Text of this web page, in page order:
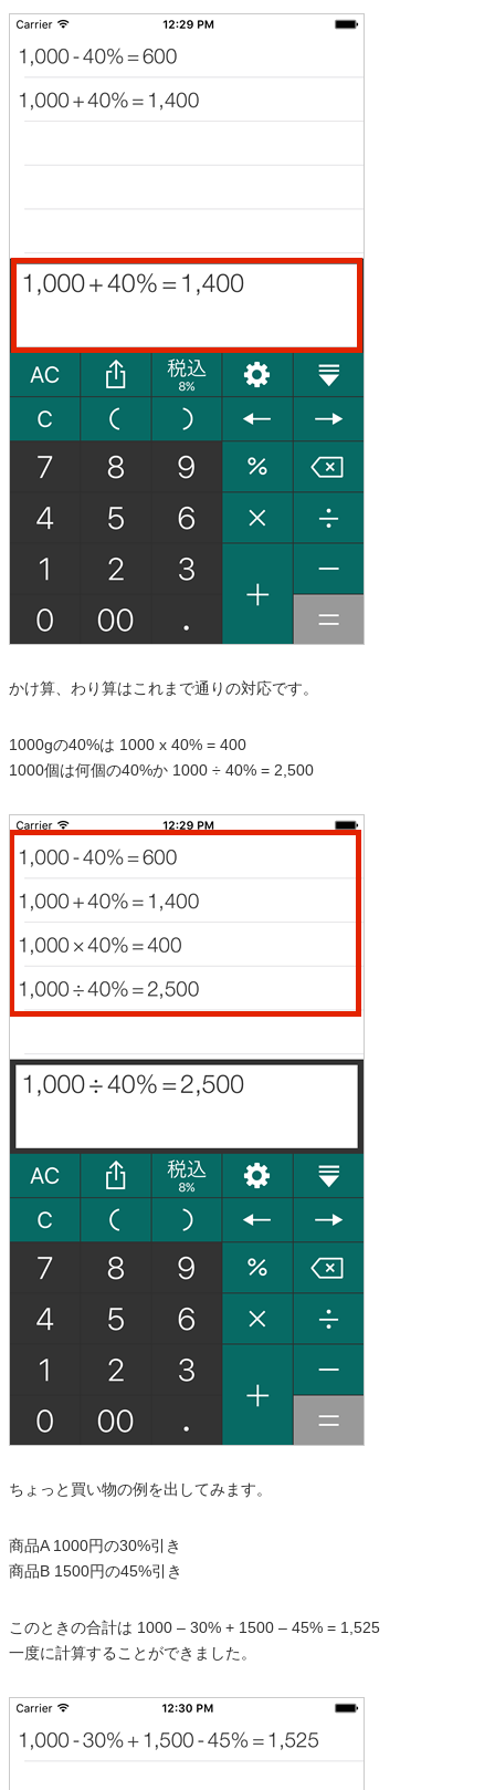
かけ算、わり算はこれまで通りの対応です。
1000gの40%は 1000 x 40% = 400
1000個は何個の40%か 1000 ÷ 40% = 2,500
ちょっと買い物の例を出してみます。
商品A 1000円の30%引き
商品B 1500円の45%引き
このときの合計は 1000 – 30% + 1500 – 45% = 1,525
一度に計算することができました。